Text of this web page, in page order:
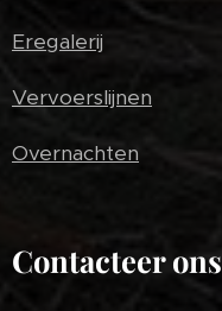
Eregalerij
Vervoerslijnen
Overnachten
Contacteer ons